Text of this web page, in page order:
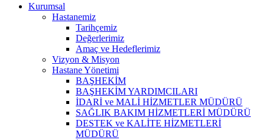
Kurumsal
Hastanemiz
Tarihçemiz
Değerlerimiz
Amaç ve Hedeflerimiz
Vizyon & Misyon
Hastane Yönetimi
BAŞHEKİM
BAŞHEKİM YARDIMCILARI
İDARİ ve MALİ HİZMETLER MÜDÜRÜ
SAĞLIK BAKIM HİZMETLERİ MÜDÜRÜ
DESTEK ve KALİTE HİZMETLERİ
MÜDÜRÜ